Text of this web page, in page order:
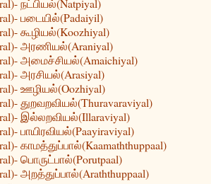
நட்பியல்(Natpiyal)
படையில்(Padaiyil)
கூழியல்(Koozhiyal)
அரணியல்(Araniyal)
அமைச்சியல்(Amaichiyal)
அரசியல்(Arasiyal)
ஊழியல்(Oozhiyal)
துறவறவியல்(Thuravaraviyal)
இல்லறவியல்(Illaraviyal)
பாயிரவியல்(Paayiraviyal)
காமத்துப்பால்(Kaamaththuppaal)
பொருட்பால்(Porutpaal)
அறத்துப்பால்(Araththuppaal)